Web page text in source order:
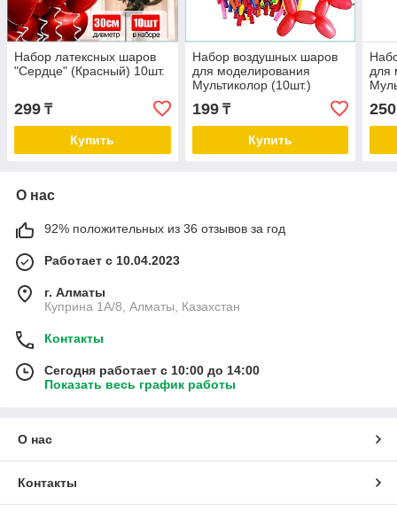
Набор латексных шаров
"Сердце" (Красный) 10шт.
299 ₸
Купить
Набор воздушных шаров
для моделирования
Мультиколор (10шт.)
199₸
Купить
для
250
О нас
92% положительных из 36 отзывов за год
Работает с 10.04.2023
г. Алматы
Куприна 1A/8, Алматы, Казахстан
Контакты
Сегодня работает с 10:00 до 14:00
Показать весь график работы
О нас
Контакты